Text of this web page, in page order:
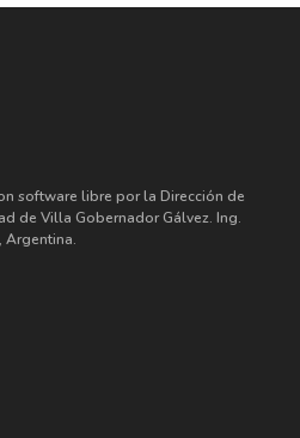
software libre por la Dirección de
de Villa Gobernador Gálvez. Ing.
Argentina.